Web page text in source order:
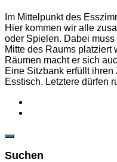
Im Mittelpunkt des
Hier kommen wir alle
oder Spielen. Dabei
Mitte des Raums platziert
Räumen macht er sich
Eine Sitzbank erfüllt
Esstisch. Letztere dürfen
Suchen